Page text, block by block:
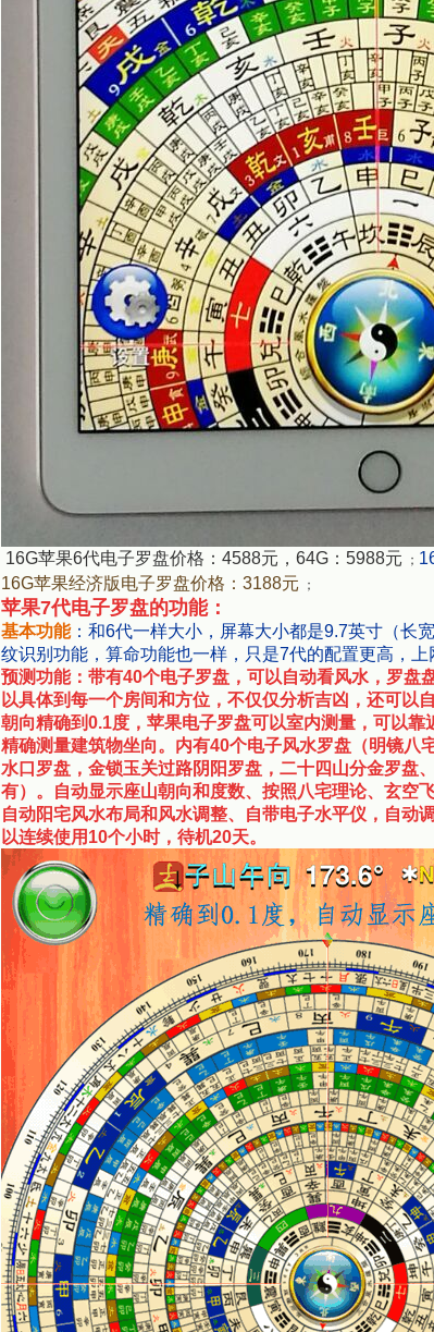
16G苹果6代电子罗盘价格：4588元，64G：5988元 ；
16G苹果经济版电子罗盘价格：3188元 ；
苹果7代电子罗盘的功能：
基本功能：和6代一样大小，屏幕大小都是9.7英寸（长
纹识别功能，算命功能也一样，只是7代的配置更高，上
预测功能：带有40个电子罗盘，可以自动看风水，罗盘
以具体到每一个房间和方位，不仅仅分析吉凶，还可以
朝向精确到0.1度，苹果电子罗盘可以室内测量，可以
精确测量建筑物坐向。内有40个电子风水罗盘（明镜八
水口罗盘，金锁玉关过路阴阳罗盘，二十四山分金罗盘
有）。自动显示座山朝向和度数、按照八宅理论、玄空
自动阳宅风水布局和风水调整、自带电子水平仪，自动
以连续使用10个小时，待机20天。